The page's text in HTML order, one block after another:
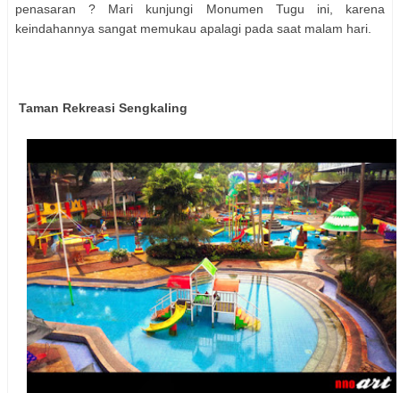
penasaran ? Mari kunjungi Monumen Tugu ini, karena
keindahannya sangat memukau apalagi pada saat malam hari.
Taman Rekreasi Sengkaling